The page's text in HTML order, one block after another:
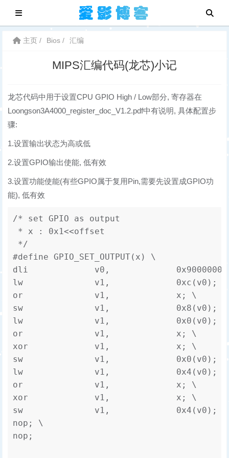
主页 Bios 汇编
MIPS汇编代码(龙芯)小记
龙芯代码中用于设置CPU GPIO High / Low部分, 寄存器在
Loongson3A4000_register_doc_V1.2.pdf中有说明, 具体配置步
骤:
1.设置输出状态为高或低
2.设置GPIO输出使能, 低有效
3.设置功能使能(有些GPIO属于复用Pin,需要先设置成GPIO功
能), 低有效
/* set GPIO as output
* x : 0x1<<offset
*/
#define GPIO_SET_OUTPUT(x) \
dli             v0,
lw              v1,             0xc(v0); \
or              v1,             x; \
sw              v1,             0x8(v0); \
lw              v1,             0x0(v0); \
or              v1,             x; \
xor             v1,             x; \
sw              v1,             0x0(v0); \
lw              v1,             0x4(v0); \
or              v1,             x; \
xor             v1,             x; \
sw              v1,             0x4(v0); \
nop; \
nop;